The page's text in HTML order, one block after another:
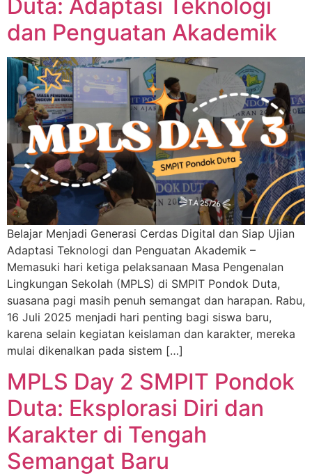
Duta: Adaptasi Teknologi
dan Penguatan Akademik
Belajar Menjadi Generasi Cerdas Digital dan Siap Ujian
Adaptasi Teknologi dan Penguatan Akademik –
Memasuki hari ketiga pelaksanaan Masa Pengenalan
Lingkungan Sekolah (MPLS) di SMPIT Pondok Duta,
suasana pagi masih penuh semangat dan harapan. Rabu,
16 Juli 2025 menjadi hari penting bagi siswa baru,
karena selain kegiatan keislaman dan karakter, mereka
mulai dikenalkan pada sistem […]
MPLS Day 2 SMPIT Pondok
Duta: Eksplorasi Diri dan
Karakter di Tengah
Semangat Baru